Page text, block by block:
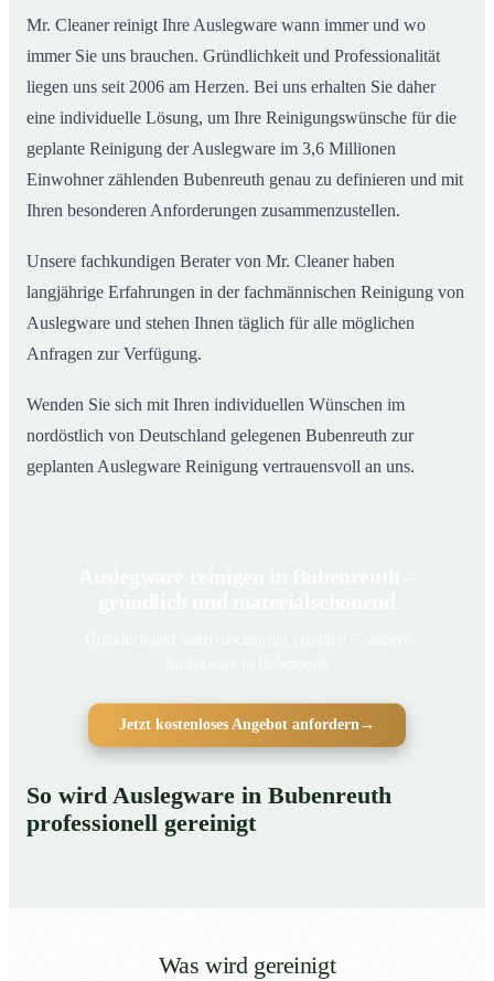
Mr. Cleaner reinigt Ihre Auslegware wann immer und wo
immer Sie uns brauchen. Gründlichkeit und Professionalität
liegen uns seit 2006 am Herzen. Bei uns erhalten Sie daher
eine individuelle Lösung, um Ihre Reinigungswünsche für die
geplante Reinigung der Auslegware im 3,6 Millionen
Einwohner zählenden Bubenreuth genau zu definieren und mit
Ihren besonderen Anforderungen zusammenzustellen.
Unsere fachkundigen Berater von Mr. Cleaner haben
langjährige Erfahrungen in der fachmännischen Reinigung von
Auslegware und stehen Ihnen täglich für alle möglichen
Anfragen zur Verfügung.
Wenden Sie sich mit Ihren individuellen Wünschen im
nordöstlich von Deutschland gelegenen Bubenreuth zur
geplanten Auslegware Reinigung vertrauensvoll an uns.
Jetzt kostenloses Angebot anfordern→
So wird Auslegware in Bubenreuth
professionell gereinigt
Was wird gereinigt